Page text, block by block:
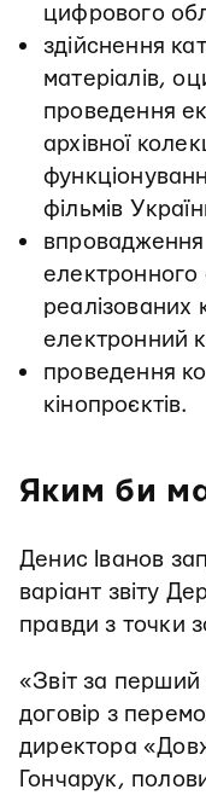
цифрового
здійснення
матеріалів,
проведення
архівної
фільмів
впровадження
електронного
реалізованих
електронний
проведення
кінопроєктів.
Яким би
Денис Іванов
варіант звіту
правди з точки
«Звіт за перший
договір з
директора
Гончарук,